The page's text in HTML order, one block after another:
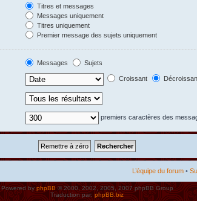
Titres et messages
Messages uniquement
Titres uniquement
Premier message des sujets uniquement
Messages
Sujets
Croissant
premiers caractères des
L’équipe du forum •
Powered byphpBB© 2000, 2002, 2005, 2007 phpBB Group
Traduction par: phpBB.biz